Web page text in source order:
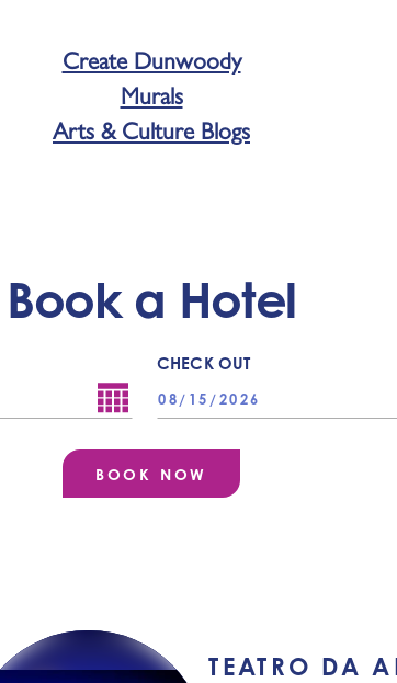
Create Dunwoody
Murals
Arts & Culture Blogs
Book a Hotel
CHECK OUT
TEATRO DA